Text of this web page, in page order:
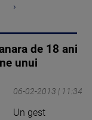
›
de 18 ani
unui
06-02-2013 | 11:34
Un gest